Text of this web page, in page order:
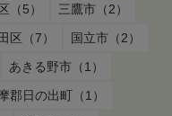
（5）
三鷹市（2）
区（7）
国立市（2）
あきる野市（1）
郡日の出町（1）